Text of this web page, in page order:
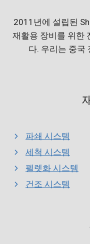
2011년에 설립된
재활용 장비를 위한
다. 우리는 중국
파쇄 시스템
세척 시스템
펠렛화 시스템
건조 시스템